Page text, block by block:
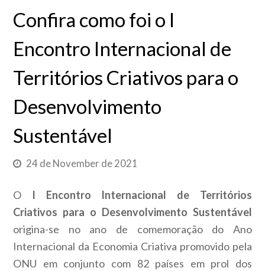
Confira como foi o I
Encontro Internacional de
Territórios Criativos para o
Desenvolvimento
Sustentável
24 de November de 2021
O I Encontro Internacional de Territórios
Criativos para o Desenvolvimento Sustentável
origina-se no ano de comemoração do Ano
Internacional da Economia Criativa promovido pela
ONU em conjunto com 82 países em prol dos